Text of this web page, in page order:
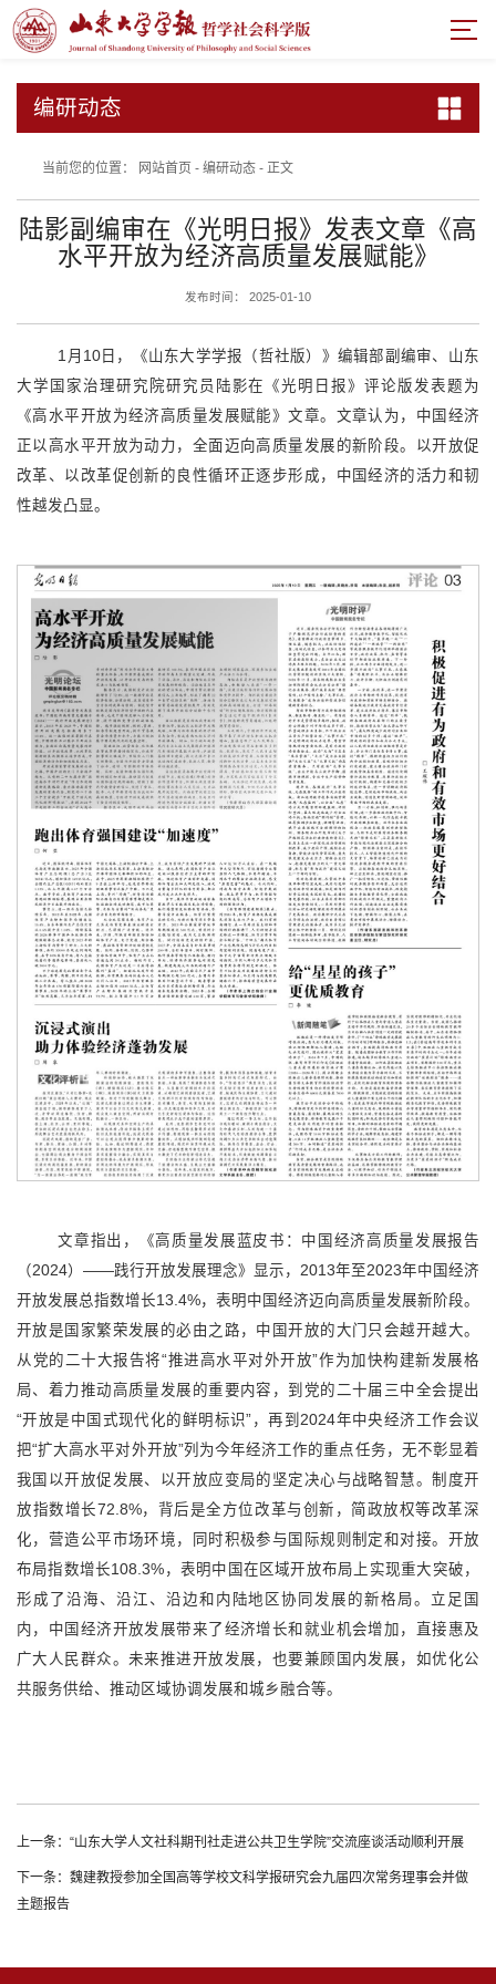
编研动态
当前您的位置： 网站首页- 编研动态- 正文
陆影副编审在《光明日报》发表文章《高
水平开放为经济高质量发展赋能》
发布时间： 2025-01-10
1月10日，《山东大学学报（哲社版）》编辑部 副编审、 山东
大学国家治理研究院研究员陆影在《光明日报》评论版发表题为
《高水平开放为经济高质量发展赋能》文章。文章认为，中国经济
正以高水平开放为动力，全面迈向高质量发展的新阶段。以开放促
改革、以改革促创新的良性循环正逐步形成，中国经济的活力和韧
性越发凸显。
文章指出，《高质量发展蓝皮书：中国经济高质量发展报告
（2024）——践行开放发展理念》显示，2013年至2023年中国经济
开放发展总指数增长13.4%，表明中国经济迈向高质量发展新阶段。
开放是国家繁荣发展的必由之路，中国开放的大门只会越开越大。
从党的二十大报告将“推进高水平对外开放”作为加快构建新发展格
局、着力推动高质量发展的重要内容，到党的二十届三中全会提出
“开放是中国式现代化的鲜明标识”，再到2024年中央经济工作会议
把“扩大高水平对外开放”列为今年经济工作的重点任务，无不彰显着
我国以开放促发展、以开放应变局的坚定决心与战略智慧。制度开
放指数增长72.8%，背后是全方位改革与创新，简政放权等改革深
化，营造公平市场环境，同时积极参与国际规则制定和对接。开放
布局指数增长108.3%，表明中国在区域开放布局上实现重大突破，
形成了沿海、沿江、沿边和内陆地区协同发展的新格局。立足国
内，中国经济开放发展带来了经济增长和就业机会增加，直接惠及
广大人民群众。未来推进开放发展，也要兼顾国内发展，如优化公
共服务供给、推动区域协调发展和城乡融合等。
上一条：“山东大学人文社科期刊社走进公共卫生学院”交流座谈活动顺利开展
下一条：魏建教授参加全国高等学校文科学报研究会九届四次常务理事会并做
主题报告